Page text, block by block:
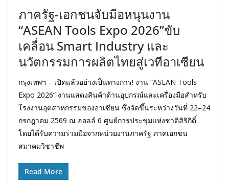
ภาครัฐ-เอกชนจับมือหนุนงาน
“ASEAN Tools Expo 2026”ขับ
เคลื่อน Smart Industry และ
นวัตกรรมการผลิตไทยสู่เวทีอาเซียน
กรุงเทพฯ – เปิดแล้วอย่างเป็นทางการ! งาน “ASEAN Tools
Expo 2026” งานแสดงสินค้าด้านอุปกรณ์และเครื่องมือสำหรับ
โรงงานอุตสาหกรรมของอาเซียน ซึ่งจัดขึ้นระหว่างวันที่ 22–24
กรกฎาคม 2569 ณ ฮอลล์ 6 ศูนย์การประชุมแห่งชาติสิริกิติ์
โดยได้รับความร่วมมือจากหน่วยงานภาครัฐ ภาคเอกชน
สมาคมวิชาชีพ
Read More